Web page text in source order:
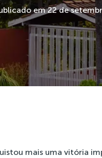
em 22 de
mais uma vitória